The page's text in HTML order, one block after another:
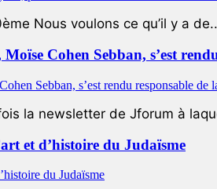
Nous voulons ce qu’il y a
Cohen Sebban, s’est
la newsletter de Jforum à
et d’histoire du Judaïsme